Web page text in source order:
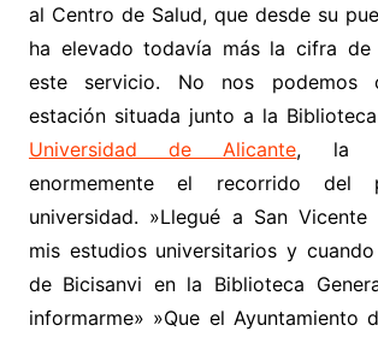
al Centro de Salud, que desde su
ha elevado todavía más la cifra de
este servicio. No nos podemos
estación situada junto a la
Universidad de Alicante, la
enormemente el recorrido
universidad. »Llegué a San Vicente
mis estudios universitarios y
de Bicisanvi en la Biblioteca
informarme» »Que el Ayuntamiento